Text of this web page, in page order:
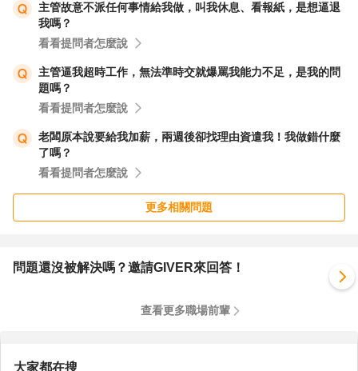
主管故意不派任何事情給我做，叫我休息、看報紙，是想逼退
我嗎？
看看提問者怎麼說
主管逼我超時工作，無法準時交就爆罵我能力不足，是我的問
題嗎？
看看提問者怎麼說
老闆原本說要給我加薪，兩週後卻找理由資遣我！我做錯什麼
了嗎？
看看提問者怎麼說
更多相關問題
問題還沒被解決嗎？邀請GIVER來回答！
查看更多職場前輩
大家都在搜